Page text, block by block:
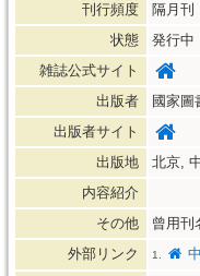
刊行頻度
隔月刊
状態
発行中
雑誌公式サイト
出版者
國家圖
出版者サイト
出版地
北京,
内容紹介
その他
曾用刊
外部リンク
1.